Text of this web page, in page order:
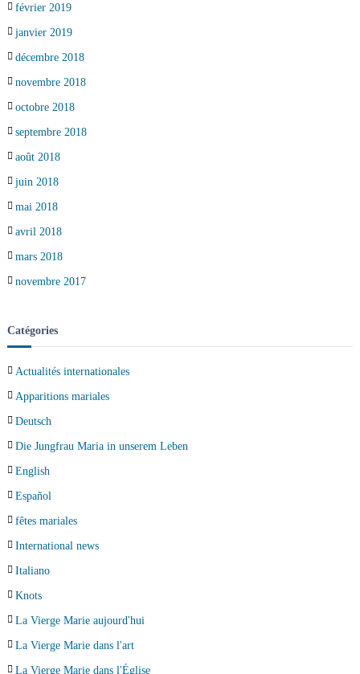
février 2019
janvier 2019
décembre 2018
novembre 2018
octobre 2018
septembre 2018
août 2018
juin 2018
mai 2018
avril 2018
mars 2018
novembre 2017
Catégories
Actualités internationales
Apparitions mariales
Deutsch
Die Jungfrau Maria in unserem Leben
English
Español
fêtes mariales
International news
Italiano
Knots
La Vierge Marie aujourd'hui
La Vierge Marie dans l'art
La Vierge Marie dans l'Église